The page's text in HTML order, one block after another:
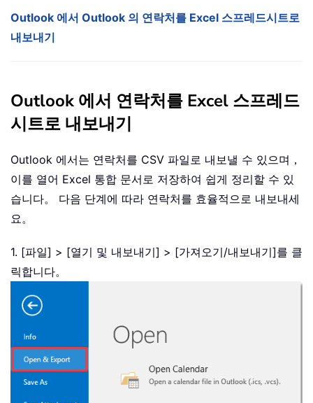
Outlook 에서 Outlook 의 연락처를 Excel 스프레드시트로
내보내기
Outlook 에서 연락처를 Excel 스프레드
시트로 내보내기
Outlook 에서는 연락처를 CSV 파일로 내보낼 수 있으며，
이를 열어 Excel 통합 문서로 저장하여 쉽게 정리할 수 있
습니다。 다음 단계에 따라 연락처를 효율적으로 내보내세
요。
1. [파일] > [열기 및 내보내기] > [가져오기/내보내기]를 클
릭합니다。